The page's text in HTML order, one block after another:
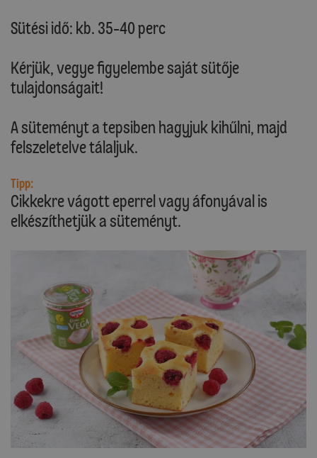
Sütési idő: kb. 35-40 perc
Kérjük, vegye figyelembe saját sütője
tulajdonságait!
A süteményt a tepsiben hagyjuk kihűlni, majd
felszeletelve tálaljuk.
Tipp:
Cikkekre vágott eperrel vagy áfonyával is
elkészíthetjük a süteményt.